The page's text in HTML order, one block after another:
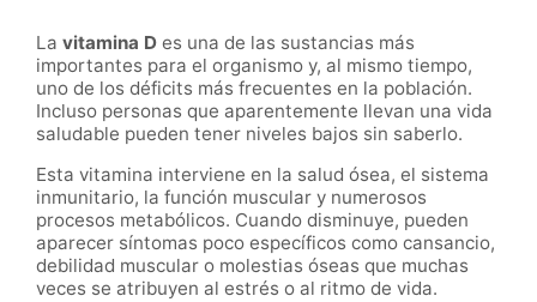
La vitamina D es una de las sustancias más
importantes para el organismo y, al mismo tiempo,
uno de los déficits más frecuentes en la población.
Incluso personas que aparentemente llevan una vida
saludable pueden tener niveles bajos sin saberlo.
Esta vitamina interviene en la salud ósea, el sistema
inmunitario, la función muscular y numerosos
procesos metabólicos. Cuando disminuye, pueden
aparecer síntomas poco específicos como cansancio,
debilidad muscular o molestias óseas que muchas
veces se atribuyen al estrés o al ritmo de vida.